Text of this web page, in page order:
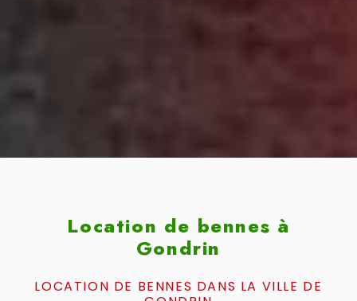
Location de bennes à
Gondrin
LOCATION DE BENNES DANS LA VILLE DE